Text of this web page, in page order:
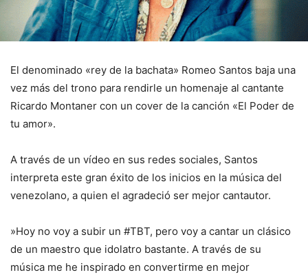
El denominado «rey de la bachata» Romeo Santos baja una
vez más del trono para rendirle un homenaje al cantante
Ricardo Montaner con un cover de la canción «El Poder de
tu amor».
A través de un vídeo en sus redes sociales, Santos
interpreta este gran éxito de los inicios en la música del
venezolano, a quien el agradeció ser mejor cantautor.
»Hoy no voy a subir un #TBT, pero voy a cantar un clásico
de un maestro que idolatro bastante. A través de su
música me he inspirado en convertirme en mejor